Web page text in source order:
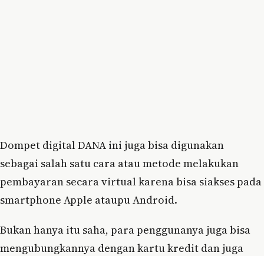
Dompet digital DANA ini juga bisa digunakan
sebagai salah satu cara atau metode melakukan
pembayaran secara virtual karena bisa siakses pada
smartphone Apple ataupu Android.
Bukan hanya itu saha, para penggunanya juga bisa
mengubungkannya dengan kartu kredit dan juga